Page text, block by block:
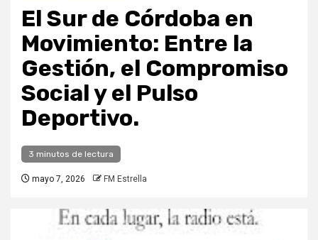
El Sur de Córdoba en
Movimiento: Entre la
Gestión, el Compromiso
Social y el Pulso
Deportivo.
3 minutos de lectura
mayo 7, 2026 FM Estrella